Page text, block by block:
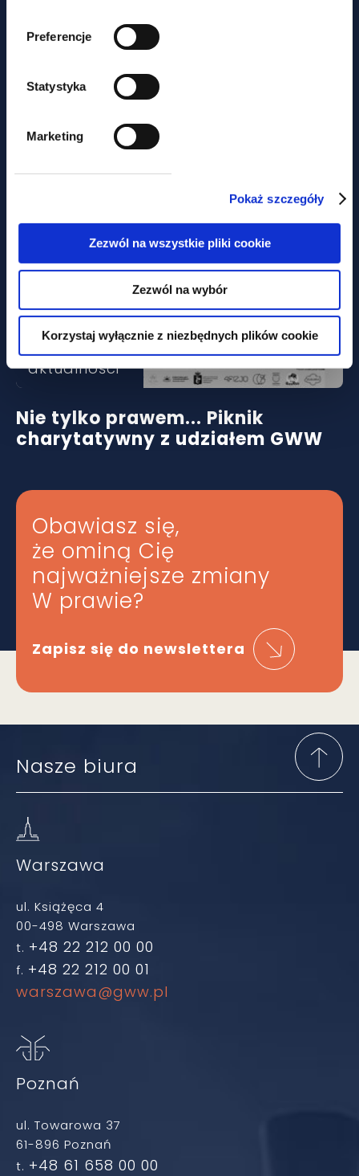
Preferencje
Statystyka
Marketing
Pokaż szczegóły
Zezwól na wszystkie pliki cookie
Zezwól na wybór
Korzystaj wyłącznie z niezbędnych plików cookie
aktualności
Czy miasto może być
podatnikiem akcyzy?
aktualności
Nie tylko prawem... Piknik
charytatywny z udziałem GWW
Obawiasz się,
że ominą Cię
najważniejsze zmiany
W prawie?
Zapisz się do newslettera
Nasze biura
Warszawa
ul. Książęca 4
00-498 Warszawa
t. +48 22 212 00 00
f. +48 22 212 00 01
warszawa@gww.pl
Poznań
ul. Towarowa 37
61-896 Poznań
t. +48 61 658 00 00